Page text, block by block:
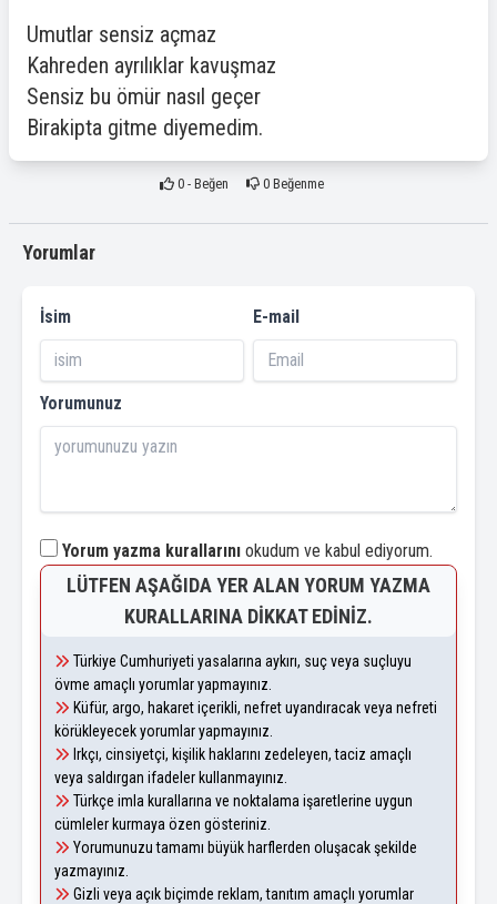
Umutlar sensiz açmaz
Kahreden ayrılıklar kavuşmaz
Sensiz bu ömür nasıl geçer
Birakipta gitme diyemedim.
0- Beğen 0 Beğenme
Yorumlar
İsim E-mail
Yorumunuz
Yorum yazma kurallarını okudum ve kabul ediyorum.
LÜTFEN AŞAĞIDA YER ALAN YORUM YAZMA
KURALLARINA DIKKAT EDINIZ.
Türkiye Cumhuriyeti yasalarına aykırı, suç veya suçluyu
övme amaçlı yorumlar yapmayınız.
Küfür, argo, hakaret içerikli, nefret uyandıracak veya nefreti
körükleyecek yorumlar yapmayınız.
Irkçı, cinsiyetçi, kişilik haklarını zedeleyen, taciz amaçlı
veya saldırgan ifadeler kullanmayınız.
Türkçe imla kurallarına ve noktalama işaretlerine uygun
cümleler kurmaya özen gösteriniz.
Yorumunuzu tamamı büyük harflerden oluşacak şekilde
yazmayınız.
Gizli veya açık biçimde reklam, tanıtım amaçlı yorumlar